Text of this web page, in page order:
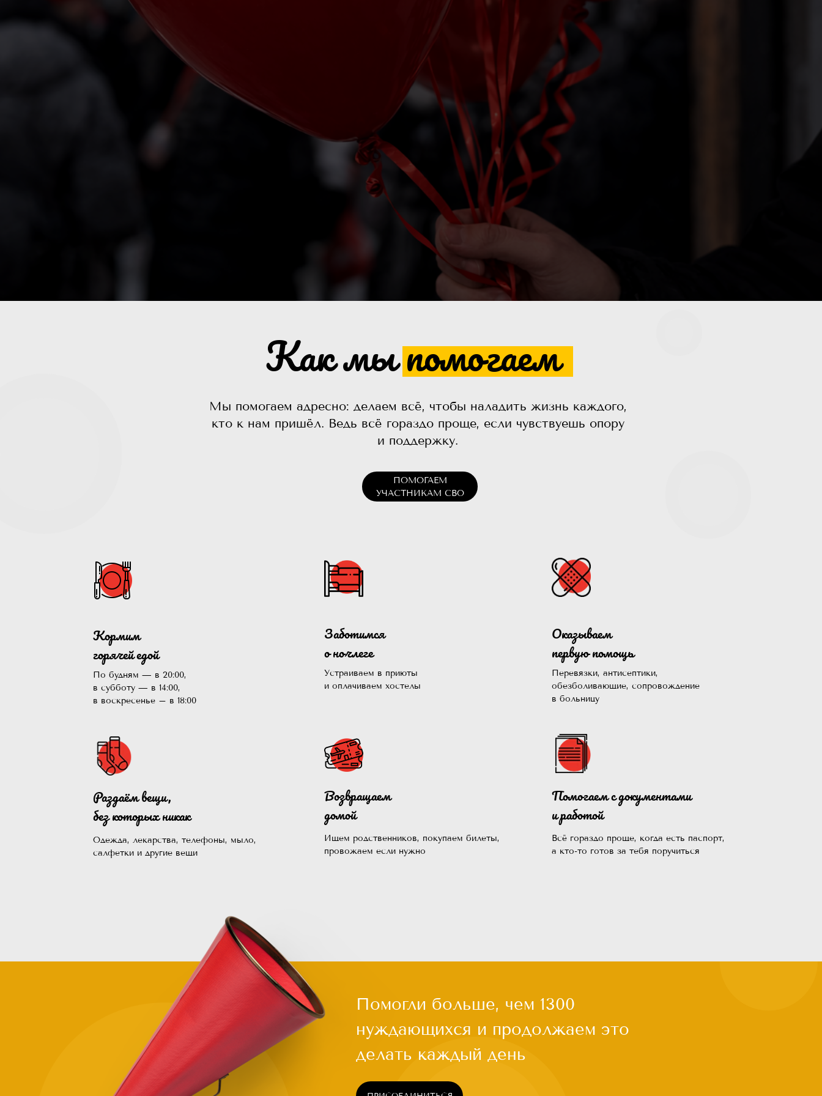
Как мы помогаем
ПОМОГАЕМ
УЧАСТНИКАМ СВО
Мы помогаем адресно: делаем всё, чтобы наладить жизнь каждого,
кто к нам пришёл. Ведь всё гораздо проще, если чувствуешь опору
и поддержку.
По будням — в 20:00,
в субботу — в 14:00,
в воскресенье – в 18:00
Устраиваем в приюты
и оплачиваем хостелы
Перевязки, антисептики,
обезболивающие, сопровождение
в больницу
Кормим
горячей едой
Заботимся
о ночлеге
Оказываем
первую помощь
Одежда, лекарства, телефоны, мыло,
салфетки и другие вещи
Ищем родственников, покупаем билеты,
провожаем если нужно
Всё гораздо проще, когда есть паспорт,
а кто-то готов за тебя поручиться
Раздаём вещи,
без которых никак
Возвращаем
домой
Помогаем с документами
и работой
нуждающихся и продолжаем это
делать каждый день
Зачем
помогать
нуждающимся
работы из-за здоровья или вовремя не дали
опускает руки. Становится проще сдаться, чем
бороться и идти дальше. Как говорит
силах помочь нуждающимся, просто нужно